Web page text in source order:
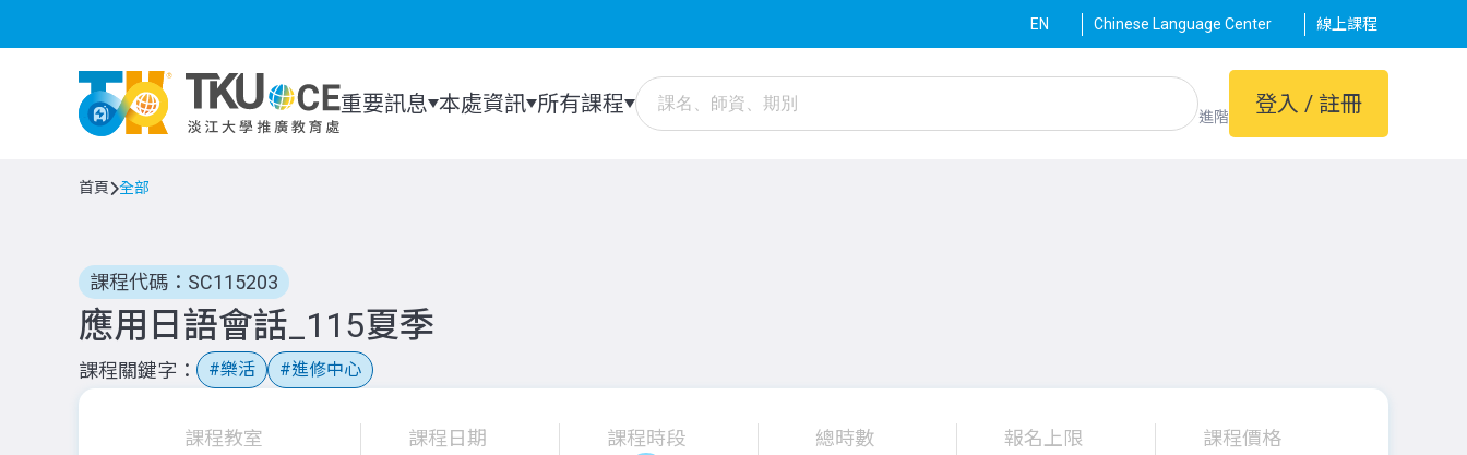
EN Chinese Language Center 線上課程
重要訊息 本處資訊 所有課程 進階 登入 / 註冊
首頁 全部
課程代碼：SC115203
應用日語會話_115夏季
課程關鍵字 樂活 進修中心
課程教室 課程日期
課程時段
總時數 報名上限 課程價格